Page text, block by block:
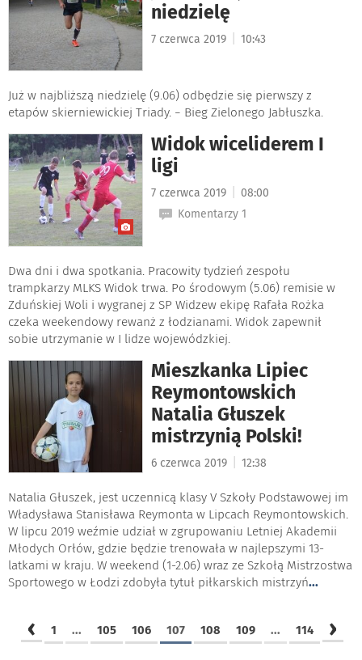
niedzielę
7 czerwca 2019 10:43
Już w najbliższą niedzielę (9.06) odbędzie się pierwszy z
etapów skierniewickiej Triady. − Bieg Zielonego Jabłuszka.
Widok wiceliderem I
ligi
7 czerwca 2019
08:00
Komentarzy 1
Dwa dni i dwa spotkania. Pracowity tydzień zespołu
trampkarzy MLKS Widok trwa. Po środowym (5.06) remisie w
Zduńskiej Woli i wygranej z SP Widzew ekipę Rafała Rożka
czeka weekendowy rewanż z łodzianami. Widok zapewnił
sobie utrzymanie w I lidze wojewódzkiej.
Mieszkanka Lipiec
Reymontowskich
Natalia Głuszek
mistrzynią Polski!
6 czerwca 2019 12:38
Natalia Głuszek, jest uczennicą klasy V Szkoły Podstawowej im
Władysława Stanisława Reymonta w Lipcach Reymontowskich.
W lipcu 2019 weźmie udział w zgrupowaniu Letniej Akademii
Młodych Orłów, gdzie będzie trenowała w najlepszymi 13-
latkami w kraju. W weekend (1-2.06) wraz ze Szkołą Mistrzostwa
Sportowego w Łodzi zdobyła tytuł piłkarskich mistrzyń...
‹ 1 ... 105 106 107 108 109 ... 114 ›